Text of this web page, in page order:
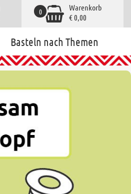
Warenkorb
€ 0,00
0
Basteln nach Themen